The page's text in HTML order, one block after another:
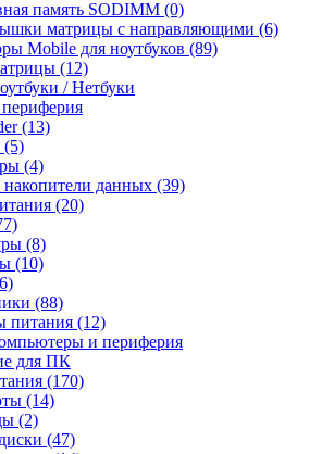
память SODIMM (0)
матрицы с направляющими (6)
Mobile для ноутбуков (89)
(12)
/ Нетбуки
(13)
(5)
(4)
данных (39)
(20)
(8)
(10)
(88)
питания (12)
и периферия
для ПК
(170)
(14)
(2)
(47)